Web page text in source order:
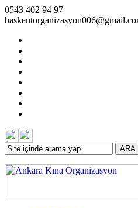
0543 402 94 97
ARA